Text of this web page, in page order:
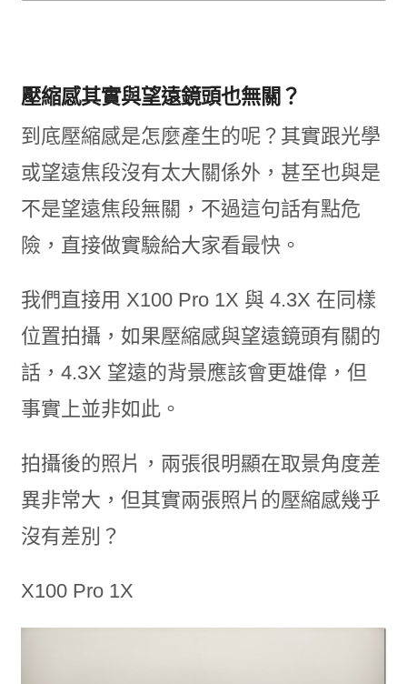
壓縮感其實與望遠鏡頭也無關？
到底壓縮感是怎麼產生的呢？其實跟光學
或望遠焦段沒有太大關係外，甚至也與是
不是望遠焦段無關，不過這句話有點危
險，直接做實驗給大家看最快。
我們直接用 X100 Pro 1X 與 4.3X 在同樣
位置拍攝，如果壓縮感與望遠鏡頭有關的
話，4.3X 望遠的背景應該會更雄偉，但
事實上並非如此。
拍攝後的照片，兩張很明顯在取景角度差
異非常大，但其實兩張照片的壓縮感幾乎
沒有差別？
X100 Pro 1X